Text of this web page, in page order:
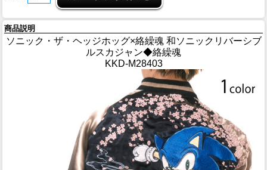
商品説明
ソニック・ザ・ヘッジホッグ×絡繰魂 和ソニックリバーシブ
ルスカジャン◆絡繰魂
KKD-M28403